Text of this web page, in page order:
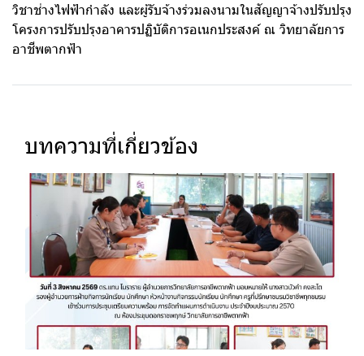
วิชาช่างไฟฟ้ากำลัง และผู้รับจ้างร่วมลงนามในสัญญาจ้างปรับปรุง
โครงการปรับปรุงอาคารปฏิบัติการอเนกประสงค์ ณ วิทยาลัยการ
อาชีพตากฟ้า
บทความที่เกี่ยวข้อง